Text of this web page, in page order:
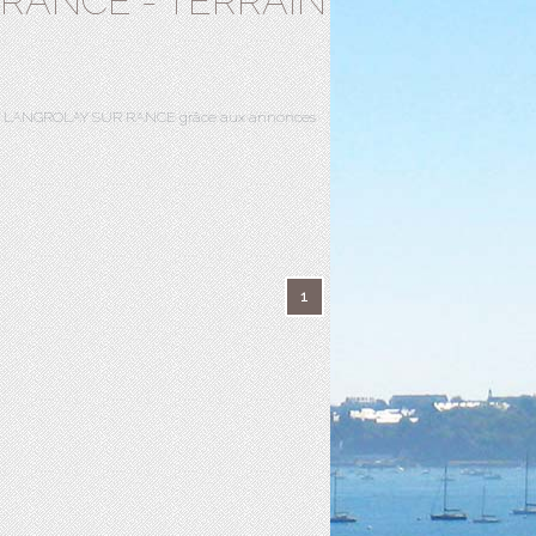
SUR RANCE grâce aux annonces
1